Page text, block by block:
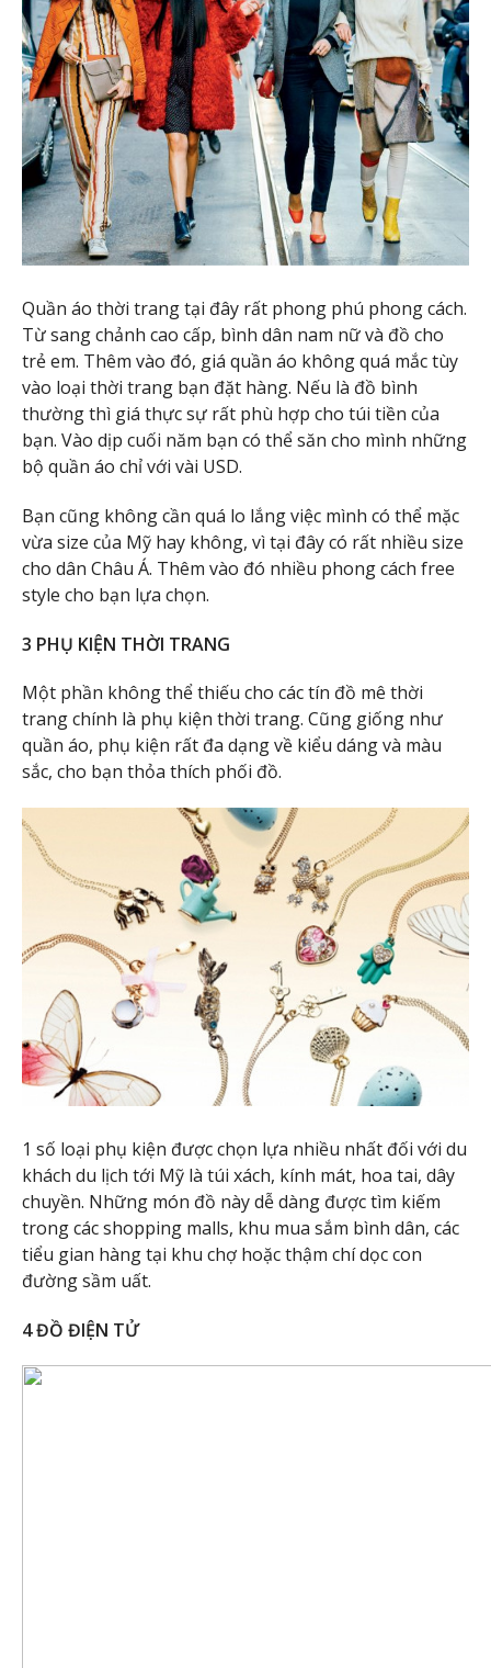
Quần áo thời trang tại đây rất phong phú phong cách.
Từ sang chảnh cao cấp, bình dân nam nữ và đồ cho
trẻ em. Thêm vào đó, giá quần áo không quá mắc tùy
vào loại thời trang bạn đặt hàng. Nếu là đồ bình
thường thì giá thực sự rất phù hợp cho túi tiền của
bạn. Vào dịp cuối năm bạn có thể săn cho mình những
bộ quần áo chỉ với vài USD.
Bạn cũng không cần quá lo lắng việc mình có thể mặc
vừa size của Mỹ hay không, vì tại đây có rất nhiều size
cho dân Châu Á. Thêm vào đó nhiều phong cách free
style cho bạn lựa chọn.
3 PHỤ KIỆN THỜI TRANG
Một phần không thể thiếu cho các tín đồ mê thời
trang chính là phụ kiện thời trang. Cũng giống như
quần áo, phụ kiện rất đa dạng về kiểu dáng và màu
sắc, cho bạn thỏa thích phối đồ.
1 số loại phụ kiện được chọn lựa nhiều nhất đối với du
khách du lịch tới Mỹ là túi xách, kính mát, hoa tai, dây
chuyền. Những món đồ này dễ dàng được tìm kiếm
trong các shopping malls, khu mua sắm bình dân, các
tiểu gian hàng tại khu chợ hoặc thậm chí dọc con
đường sầm uất.
4 ĐỒ ĐIỆN TỬ